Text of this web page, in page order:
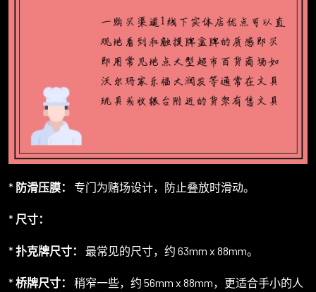
* 防滑压膜： 专门为赌场设计，防止叠放时滑动。
* 尺寸：
*扑克牌尺寸： 最常见的尺寸，约 63mm x 88mm。
*桥牌尺寸：
稍窄一些，约 56mm x 88mm，更适合手小的人